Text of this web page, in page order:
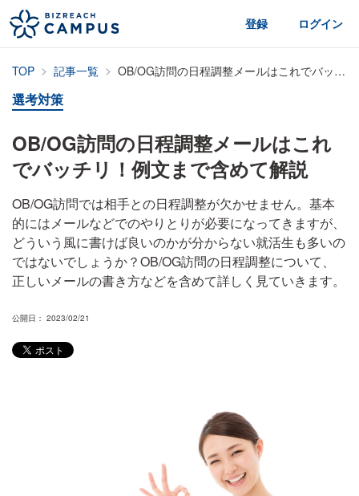
登録 ログイン
TOP 記事一覧 OB/OG訪問の日程調整メールはこれでバッチリ！例文まで含めて解説
選考対策
OB/OG訪問の日程調整メールはこれ
でバッチリ！例文まで含めて解説
OB/OG訪問では相手との日程調整が欠かせません。基本
的にはメールなどでのやりとりが必要になってきますが、
どういう風に書けば良いのかが分からない就活生も多いの
ではないでしょうか？OB/OG訪問の日程調整について、
正しいメールの書き方などを含めて詳しく見ていきます。
公開日： 2023/02/21